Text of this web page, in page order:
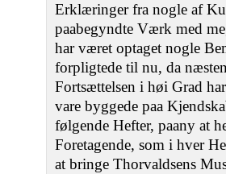
Erklæringer fra nogle af
paabegyndte Værk med
har været optaget nogle
forpligtede til nu, da
Fortsættelsen i høi Grad
vare byggede paa
følgende Hefter, paany at
Foretagende, som i hver
at bringe Thorvaldsens